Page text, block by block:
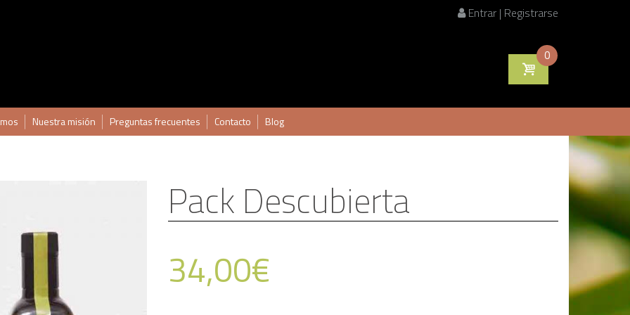
Entrar | Registrarse
0
Nuestra misión Preguntas frecuentes Contacto Blog
Pack Descubierta
34,00€